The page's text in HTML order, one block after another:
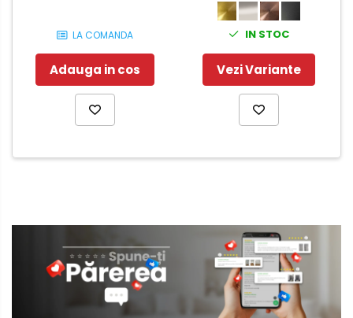
LA COMANDA
Adauga in cos
IN STOC
Vezi Variante